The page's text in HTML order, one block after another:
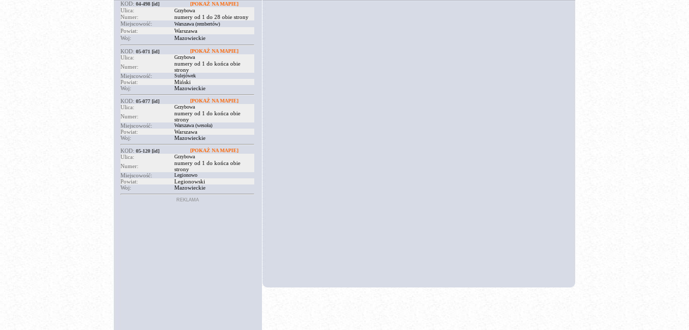
KOD: 04-498 [id] [POKAŻ NA MAPIE]
Ulica: Grzybowa
Numer:
numery od 1 do 28 obie strony
Miejscowość:
Warszawa (rembertów)
Powiat:
Warszawa
Woj:
Mazowieckie
KOD: 05-071 [id] [POKAŻ NA MAPIE]
Ulica: Grzybowa
Numer:
numery od 1 do końca obie
strony
Miejscowość:
Sulejówek
Powiat:
Miński
Woj:
Mazowieckie
KOD: 05-077 [id] [POKAŻ NA MAPIE]
Ulica: Grzybowa
Numer:
numery od 1 do końca obie
strony
Miejscowość:
Warszawa (wesoła)
Powiat:
Warszawa
Woj:
Mazowieckie
KOD: 05-120 [id] [POKAŻ NA MAPIE]
Ulica: Grzybowa
Numer:
numery od 1 do końca obie
strony
Miejscowość:
Legionowo
Powiat:
Legionowski
Woj:
Mazowieckie
REKLAMA